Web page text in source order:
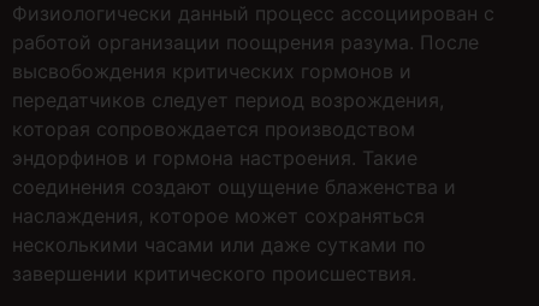
Физиологически данный процесс ассоциирован с
работой организации поощрения разума. После
высвобождения критических гормонов и
передатчиков следует период возрождения,
которая сопровождается производством
эндорфинов и гормона настроения. Такие
соединения создают ощущение блаженства и
наслаждения, которое может сохраняться
несколькими часами или даже сутками по
завершении критического происшествия.